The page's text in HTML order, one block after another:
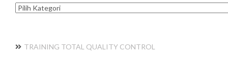
Kategori
TRAINING TOTAL QUALITY CONTROL